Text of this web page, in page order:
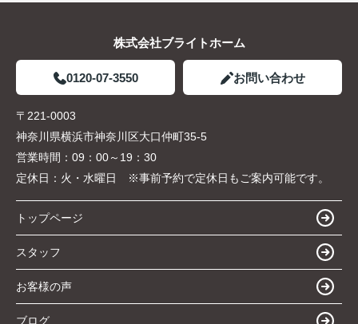
株式会社ブライトホーム
0120-07-3550 お問い合わせ
〒221-0003
神奈川県横浜市神奈川区大口仲町35-5
営業時間： 09：00～19：30
定休日： 火・水曜日 ※事前予約で定休日もご案内可能です。
トップページ
スタッフ
お客様の声
ブログ